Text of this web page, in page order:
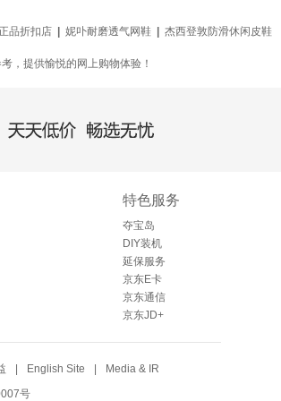
品折扣店 妮卟耐磨透气网鞋
杰西登敦防滑休闲皮鞋
，提供愉悦的网上购物体验！
天低价，畅选无忧
特色服务
夺宝岛
DIY装机
延保服务
京东E卡
京东通信
京东JD+
English Site Media & IR
号